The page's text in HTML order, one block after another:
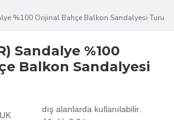
%100 Orijinal Bahçe Balkon Sandalyesi Turu
Sandalye %100
Balkon Sandalyesi
dış alanlarda kullanılabilir.